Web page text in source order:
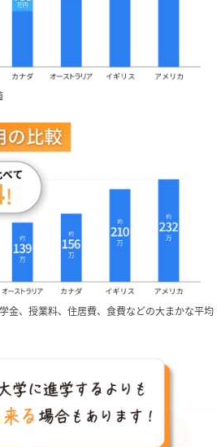
金、授業料、住居費、食費などの大まかな平均